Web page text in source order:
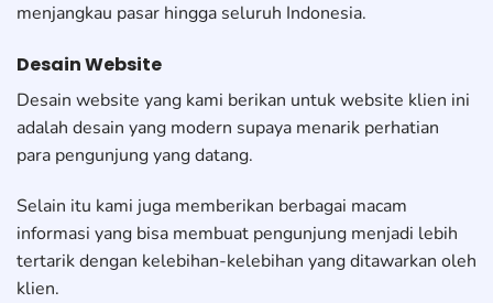
menjangkau pasar hingga seluruh Indonesia.
Desain Website
Desain website yang kami berikan untuk website klien ini
adalah desain yang modern supaya menarik perhatian
para pengunjung yang datang.
Selain itu kami juga memberikan berbagai macam
informasi yang bisa membuat pengunjung menjadi lebih
tertarik dengan kelebihan-kelebihan yang ditawarkan oleh
klien.